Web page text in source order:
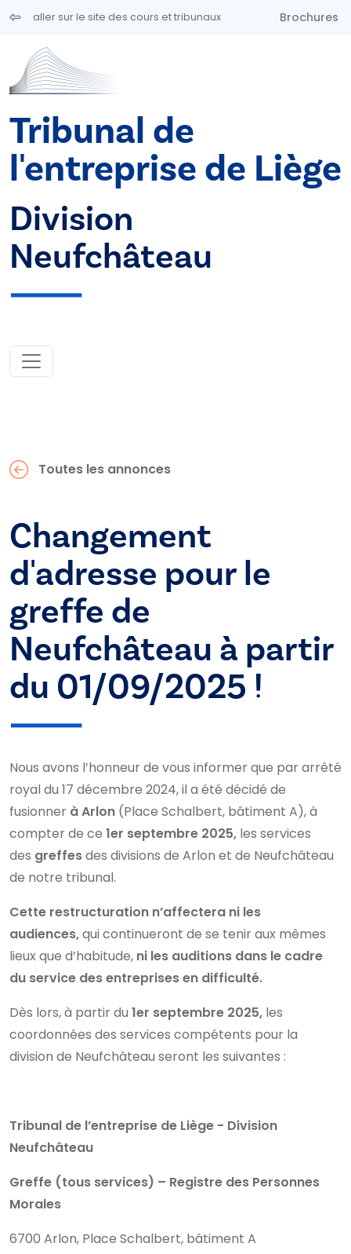
Aller au contenu principal
aller sur le site des cours et tribunaux Brochures
Tribunal de
l'entreprise de Liège
Division
Neufchâteau
Toutes les annonces
Changement
d'adresse pour le
greffe de
Neufchâteau à partir
du 01/09/2025 !
Nous avons l’honneur de vous informer que par arrêté
royal du 17 décembre 2024, il a été décidé de
fusionner à Arlon (Place Schalbert, bâtiment A), à
compter de ce 1er septembre 2025, les services
des greffesdes divisions de Arlon et de Neufchâteau
de notre tribunal.
Cette restructuration n’affectera ni les
audiences,qui continueront de se tenir aux mêmes
lieux que d’habitude, ni les auditions dans le cadre
du service des entreprises en difficulté.
Dès lors, à partir du 1er septembre 2025, les
coordonnées des services compétents pour la
division de Neufchâteau seront les suivantes :
Tribunal de l’entreprise de Liège - Division
Neufchâteau
Greffe (tous services) – Registre des Personnes
Morales
6700 Arlon, Place Schalbert, bâtiment A